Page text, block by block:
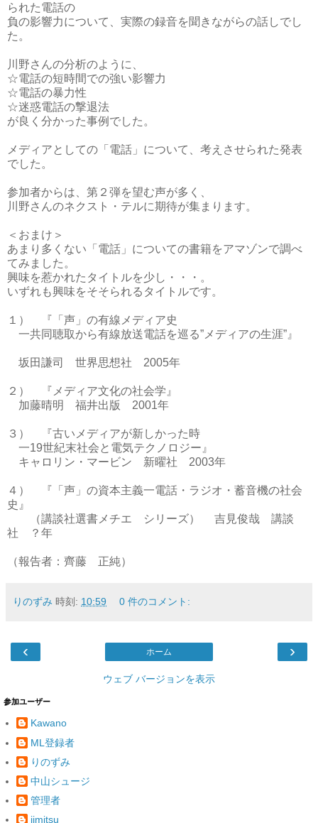
られた電話の
負の影響力について、実際の録音を聞きながらの話しでし
た。
川野さんの分析のように、
☆電話の短時間での強い影響力
☆電話の暴力性
☆迷惑電話の撃退法
が良く分かった事例でした。
メディアとしての「電話」について、考えさせられた発表
でした。
参加者からは、第２弾を望む声が多く、
川野さんのネクスト・テルに期待が集まります。
＜おまけ＞
あまり多くない「電話」についての書籍をアマゾンで調べ
てみました。
興味を惹かれたタイトルを少し・・・。
いずれも興味をそそられるタイトルです。
１） 『「声」の有線メディア史
一共同聴取から有線放送電話を巡る”メディアの生涯”』
坂田謙司 世界思想社 2005年
２） 『メディア文化の社会学』
加藤晴明 福井出版 2001年
３） 『古いメディアが新しかった時
一19世紀末社会と電気テクノロジー』
キャロリン・マービン 新曜社 2003年
４） 『「声」の資本主義一電話・ラジオ・蓄音機の社会
史』
（講談社選書メチエ シリーズ） 吉見俊哉 講談
社 ？年
（報告者：齊藤 正純）
りのずみ 時刻: 10:59 0 件のコメント:
‹ ›
ホーム
ウェブ バージョンを表示
参加ユーザー
Kawano
ML登録者
りのずみ
中山シュージ
管理者
jimitsu